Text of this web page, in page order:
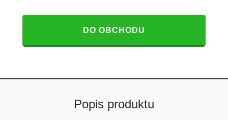
DO OBCHODU
Popis produktu